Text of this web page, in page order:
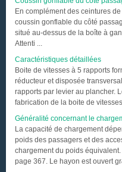
En complément des ceintures
coussin gonflable du côté
situé au-dessus de la boîte à
Attenti ...
Caractéristiques détaillées
Boite de vitesses à 5 rapports
réducteur et disposée
rapports par levier au plancher.
fabrication de la boite de
Généralité concernant le
La capacité de chargement
poids des passagers et des
chargement du poids
page 367. Le hayon est ouvert